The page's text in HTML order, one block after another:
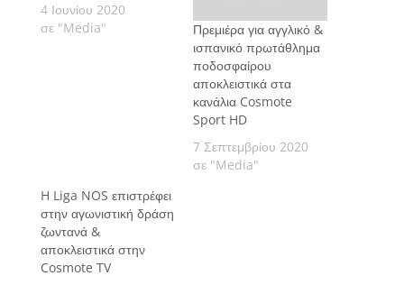
4 Ιουνίου 2020
σε "Media"
Πρεμιέρα για αγγλικό &
ισπανικό πρωτάθλημα
ποδοσφαίρου
αποκλειστικά στα
κανάλια Cosmote
Sport HD
7 Σεπτεμβρίου 2020
σε "Media"
H Liga NOS επιστρέφει
στην αγωνιστική δράση
ζωντανά &
αποκλειστικά στην
Cosmote TV